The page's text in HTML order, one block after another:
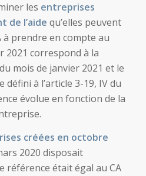
les entreprises
de l’aide qu’elles peuvent
prendre en compte au
2021 correspond à la
mois de janvier 2021 et le
défini à l’article 3-19, IV du
évolue en fonction de la
créées en octobre
2020 disposait
référence était égal au CA